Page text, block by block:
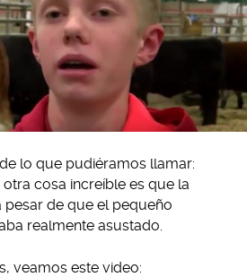
lo que pudiéramos llamar:
cosa increíble es que la
de que el pequeño
realmente asustado.
veamos este video: